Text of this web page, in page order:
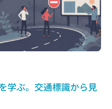
学ぶ。交通標識から見